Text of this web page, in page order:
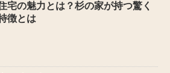
宅の魅力とは？杉の家が持つ驚く
徴とは